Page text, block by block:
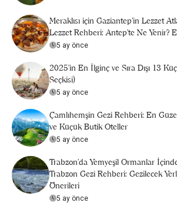
Meraklısı için Gaziantep'in Lezzet
Lezzet Rehberi: Antep’te Ne Yenir?
5 ay önce
2025’in En İlginç ve Sıra Dışı 13
Seçkisi)
5 ay önce
Çamlıhemşin Gezi Rehberi: En
ve Küçük Butik Oteller
5 ay önce
Trabzon'da Yemyeşil Ormanlar
Trabzon Gezi Rehberi: Gezilecek
Önerileri
5 ay önce